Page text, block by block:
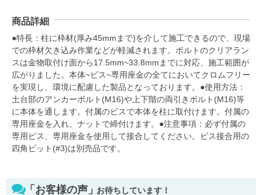
商品詳細
●特長：柱に枠材(厚み45mmまで)を介して施工できるので、現場
での枠材欠き込み作業などが軽減されます。ボルトのクリアラン
スは金物取付け面から17.5mm~33.8mmまでに対応、施工範囲が
広がりました。本体~ビス~専用座金の全てにおいてクロムフリー
を実現し、環境に配慮した製品となっております。●使用方法：
土台部のアンカーボルト(M16)や上下階の両引きボルト(M16)等
に本体を通します。付属のビスで本体を柱に取付けます。付属の
専用座金を入れ、ナットで締付けます。●注意事項：必ず付属の
専用ビス、専用座金を使用して接合してください。ビス接合用の
四角ビット(#3)は別売品です。
「お客様の声」お待ちしています！